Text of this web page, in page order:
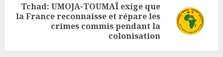
Next
Tchad: UMOJA-TOUMAÏ exige que
la France reconnaisse et répare les
crimes commis pendant la
colonisation